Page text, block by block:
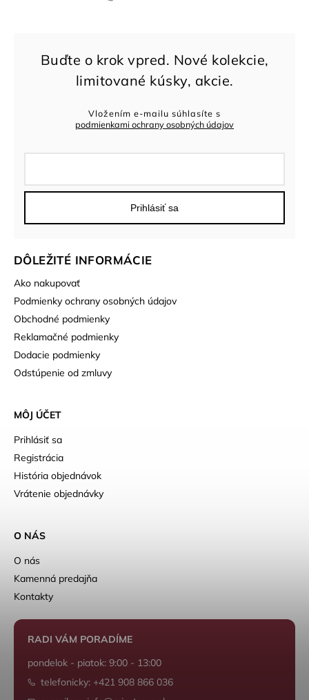
DÔLEŽITÉ INFORMÁCIE
Ako nakupovať
Podmienky ochrany osobných údajov
Obchodné podmienky
Reklamačné podmienky
Dodacie podmienky
Odstúpenie od zmluvy
MÔJ ÚČET
Prihlásiť sa
Registrácia
História objednávok
Vrátenie objednávky
Vložením e-mailu súhlasíte s
podmienkami ochrany osobných údajov
Prihlásiť sa
O NÁS
O nás
Kamenná predajňa
Kontakty
RADI VÁM PORADÍME
pondelok - piatok: 9:00 - 13:00
telefonicky: +421 908 866 036